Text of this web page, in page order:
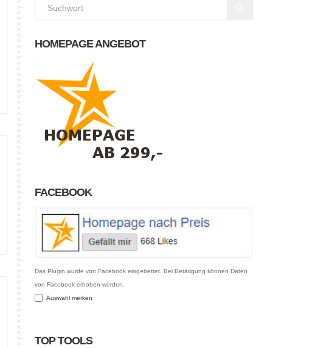
HOMEPAGE ANGEBOT
FACEBOOK
Das Plugin wurde von Facebook eingebettet. Bei Betätigung können Daten
von Facebook erhoben werden.
Auswahl merken
TOP TOOLS